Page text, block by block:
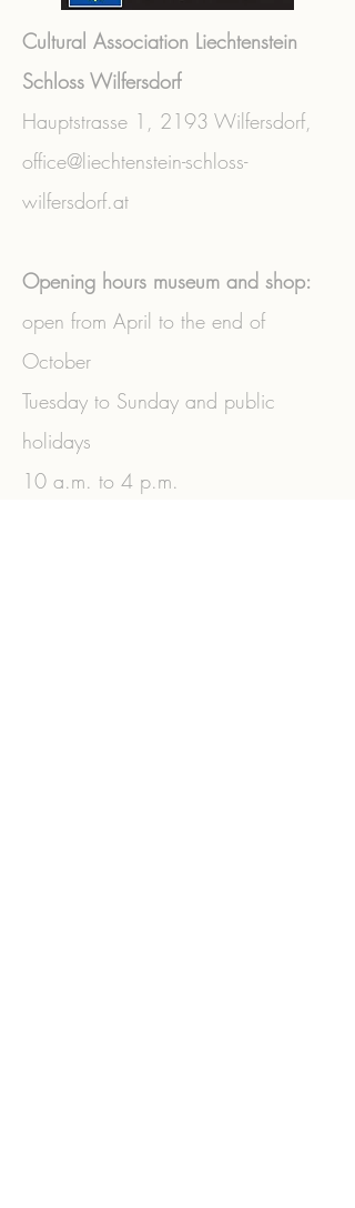
Cultural Association Liechtenstein
Schloss Wilfersdorf
Hauptstrasse 1, 2193 Wilfersdorf,
office@liechtenstein-schloss-
wilfersdorf.at
Opening hours museum and shop:
open from April to the end of
October
Tuesday to Sunday and public
holidays
10 a.m. to 4 p.m.